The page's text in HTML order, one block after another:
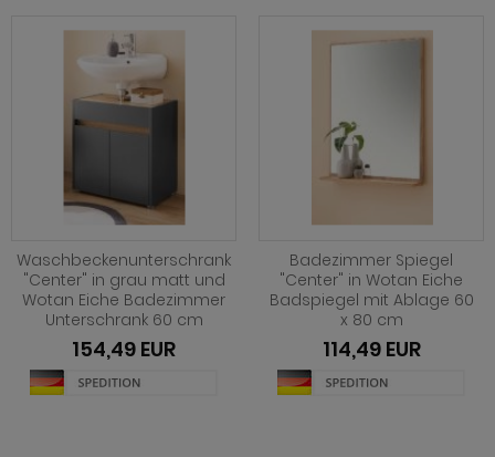
Waschbeckenunterschrank
"Center" in grau matt und
Wotan Eiche Badezimmer
Unterschrank 60 cm
154,49 EUR
Badezimmer Spiegel
"Center" in Wotan Eiche
Badspiegel mit Ablage 60
x 80 cm
114,49 EUR
Kiruma
Ladis
Linea
Livorno
Louna
Lundby
Luzern
Tomaso
Vektor
Lavell
Leian
Liam
Linea
Louna
Madea